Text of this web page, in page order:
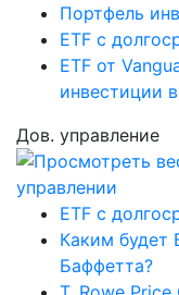
Портфель
ETF с
ETF от
инвестиции
Дов. управление
ETF с
Каким будет
Баффетта?